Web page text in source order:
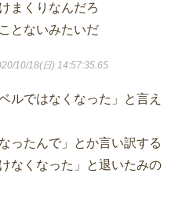
まくりなんだろ
とないみたいだ
10/18(日) 14:57:35.65
ルではなくなった」と言え
ったんで」とか言い訳する
なくなった」と退いたみの